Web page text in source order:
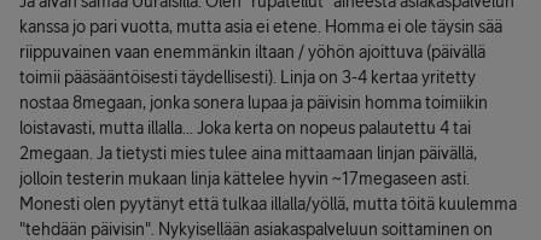
kanssa jo pari vuotta, mutta asia ei etene. Homma ei ole täysin sää
riippuvainen vaan enemmänkin iltaan / yöhön ajoittuva (päivällä
toimii pääsääntöisesti täydellisesti). Linja on 3-4 kertaa yritetty
nostaa 8megaan, jonka sonera lupaa ja päivisin homma toimiikin
loistavasti, mutta illalla... Joka kerta on nopeus palautettu 4 tai
2megaan. Ja tietysti mies tulee aina mittaamaan linjan päivällä,
jolloin testerin mukaan linja kättelee hyvin ~17megaseen asti.
Monesti olen pyytänyt että tulkaa illalla/yöllä, mutta töitä kuulemma
"tehdään päivisin". Nykyisellään asiakaspalveluun soittaminen on